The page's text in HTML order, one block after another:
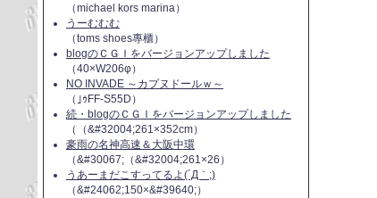
（michael kors marina）
うーむむむ
（toms shoes專櫃）
blogのＣＧＩをバージョンアップしました
（40×W206φ）
NO INVADE ～カプヌドールｗ～
（｣ｩFF-S55D）
続・blogのＣＧＩをバージョンアップしました
（（&#32004;261×352cm）
豪雨の名神高速＆大阪中環
（&#30067;（&#32004;261×26）
うあーまだこすってるよ(´Д｀;)
（&#24062;150×&#39640;）